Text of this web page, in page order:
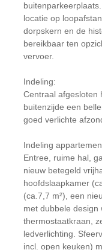
locatie op
dorpskern en de
bereikbaar ten
vervoer.
Indeling:
Centraal afgesloten
buitenzijde een
goed verlichte
Indeling
Entree, ruime hal,
nieuw betegeld
hoofdslaapkamer
(ca.7,7 m²), een
met dubbele design
thermostaatkraan,
ledverlichting.
incl. open keuken)